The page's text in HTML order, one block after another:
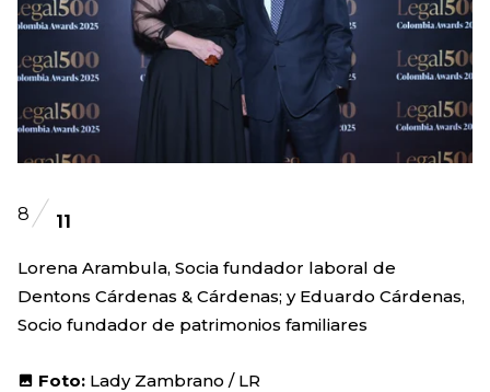
8 11
Lorena Arambula, Socia fundador laboral de
Dentons Cárdenas & Cárdenas; y Eduardo Cárdenas,
Socio fundador de patrimonios familiares
Foto: Lady Zambrano / LR